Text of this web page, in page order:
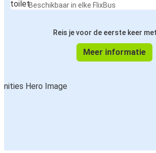
Beschikbaar in elke FlixBus
Reis je voor de eerste keer
Meer informatie